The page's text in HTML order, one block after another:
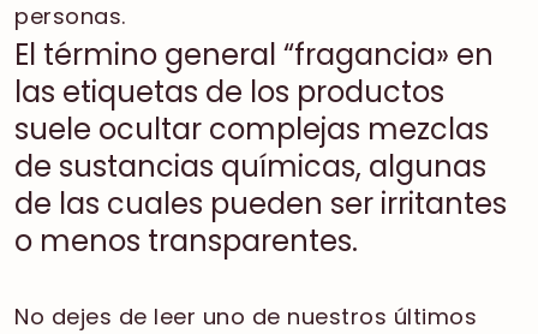
personas.
El término general “fragancia» en
las etiquetas de los productos
suele ocultar complejas mezclas
de sustancias químicas, algunas
de las cuales pueden ser irritantes
o menos transparentes.
No dejes de leer uno de nuestros últimos